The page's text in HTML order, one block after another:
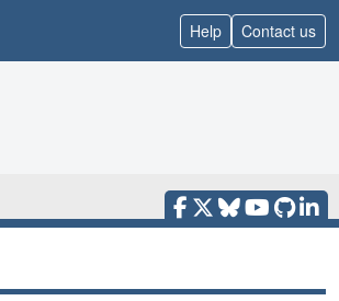
Help Contact us